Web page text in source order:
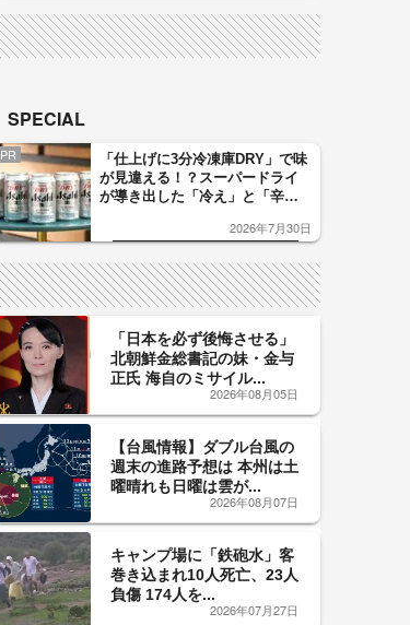
SPECIAL
PR
「仕上げに3分冷凍庫DRY」で味
が見違える！？スーパードライ
が導き出した「冷え」と「辛
した「辛口カーブ」が飲み頃の
2026年7月30日
「日本を必ず後悔させる」
北朝鮮金総書記の妹・金与
正氏 海自のミサイル...
2026年08月05日
【台風情報】ダブル台風の
週末の進路予想は 本州は土
曜晴れも日曜は雲が...
2026年08月07日
キャンプ場に「鉄砲水」客
巻き込まれ10人死亡、23人
負傷 174人を...
2026年07月27日